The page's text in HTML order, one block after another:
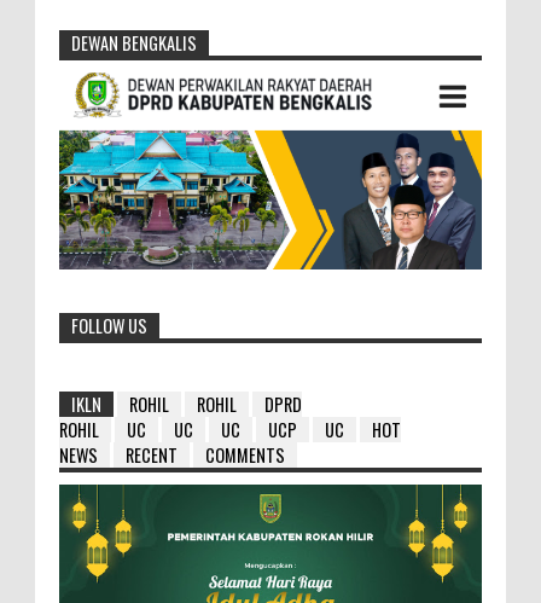
DEWAN BENGKALIS
FOLLOW US
IKLN ROHIL ROHIL
DPRD
ROHIL
UC UC UC UCP UC
HOT
NEWS
RECENT COMMENTS